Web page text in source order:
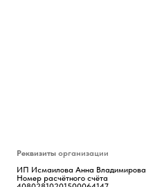
Реквизиты организации
ИП Исмаилова Анна Владимирова
Номер расчётного счёта